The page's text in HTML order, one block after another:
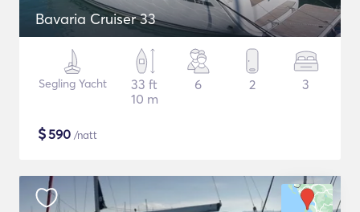
Bavaria Cruiser 33
Segling Yacht
33 ft
10 m
6 2 3
$590 /natt